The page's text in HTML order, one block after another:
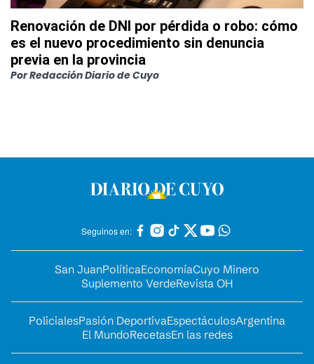
Renovación de DNI por pérdida o robo: cómo
es el nuevo procedimiento sin denuncia
previa en la provincia
PorRedacción Diario de Cuyo
Seguinos en:
San JuanPolíticaEconomíaCuyo Minero
Suplemento VerdeRevista OH
PolicialesPasión DeportivaEspectáculosArgentina
El MundoRecetasEn las redes